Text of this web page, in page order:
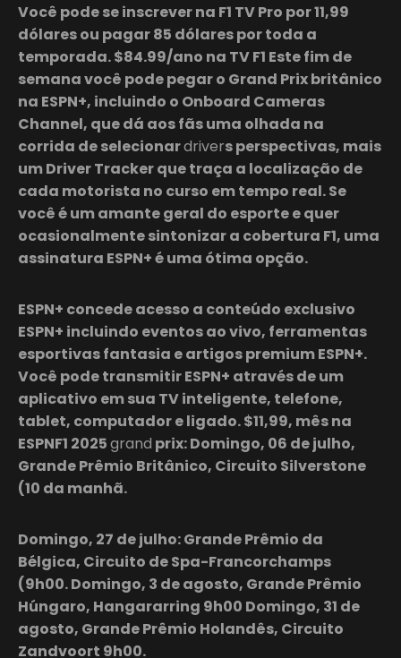
Você pode se inscrever na F1 TV Pro por 11,99
dólares ou pagar 85 dólares por toda a
temporada. $84.99/ano na TV F1 Este fim de
semana você pode pegar o Grand Prix britânico
na ESPN+, incluindo o Onboard Cameras
Channel, que dá aos fãs uma olhada na
corrida de selecionardrivers perspectivas, mais
um Driver Tracker que traça a localização de
cada motorista no curso em tempo real. Se
você é um amante geral do esporte e quer
ocasionalmente sintonizar a cobertura F1, uma
assinatura ESPN+ é uma ótima opção.
ESPN+ concede acesso a conteúdo exclusivo
ESPN+ incluindo eventos ao vivo, ferramentas
esportivas fantasia e artigos premium ESPN+.
Você pode transmitir ESPN+ através de um
aplicativo em sua TV inteligente, telefone,
tablet, computador e ligado. $11,99, mês na
ESPNF1 2025grand prix: Domingo, 06 de julho,
Grande Prêmio Britânico, Circuito Silverstone
(10 da manhã.
Domingo, 27 de julho: Grande Prêmio da
Bélgica, Circuito de Spa-Francorchamps
(9h00. Domingo, 3 de agosto, Grande Prêmio
Húngaro, Hangararring 9h00 Domingo, 31 de
agosto, Grande Prêmio Holandês, Circuito
Zandvoort 9h00.